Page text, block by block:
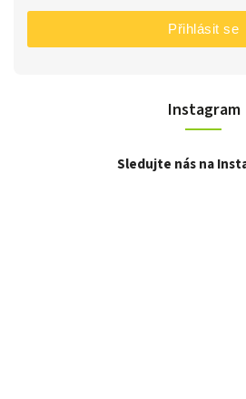
Instagram
Sledujte nás na
Přihlásit se